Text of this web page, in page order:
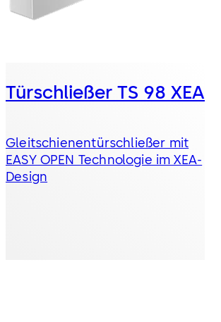
Türschließer TS 98 XEA
Gleitschienentürschließer mit
EASY OPEN Technologie im XEA-
Design